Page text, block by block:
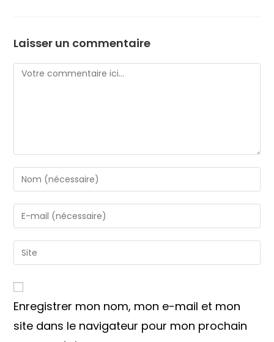
Laisser un commentaire
Comment
Enter
your
name
or
to
comment
Enter
your
email
address
Saisir
l’URL
votre
site
(facultatif)
Enregistrer mon nom, mon e-mail et mon
site dans le navigateur pour mon prochain